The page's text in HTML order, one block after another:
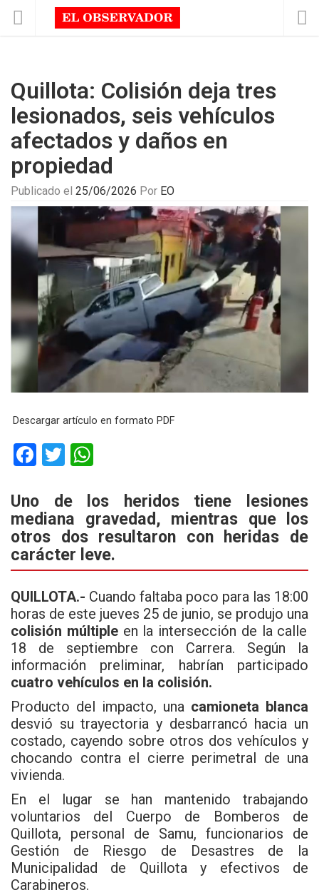
Quillota: Colisión deja tres
lesionados, seis vehículos
afectados y daños en
propiedad
Publicado el 25/06/2026 Por EO
Descargar artículo en formato PDF
F
ce
b
o
o
k
T
tt
er
at
s
A
p
p
Uno de los heridos tiene lesiones
mediana gravedad, mientras que los
otros dos resultaron con heridas de
carácter leve.
QUILLOTA.- Cuando faltaba poco para las 18:00
horas de este jueves 25 de junio, se produjo una
colisión múltipleen la intersección de la calle
18 de septiembre con Carrera. Según la
información preliminar, habrían participado
cuatro vehículos en la colisión.
Producto del impacto, una camioneta blanca
desvió su trayectoria y desbarrancó hacia un
costado, cayendo sobre otros dos vehículos y
chocando contra el cierre perimetral de una
vivienda.
En el lugar se han mantenido trabajando
voluntarios del Cuerpo de Bomberos de
Quillota, personal de Samu, funcionarios de
Gestión de Riesgo de Desastres de la
Municipalidad de Quillota y efectivos de
Carabineros.